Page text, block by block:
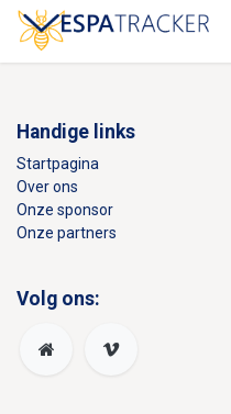
Overslaan naar inhoud
Handige links
Startpagina
Over ons
Onze sponsor
Onze partners
Volg ons: